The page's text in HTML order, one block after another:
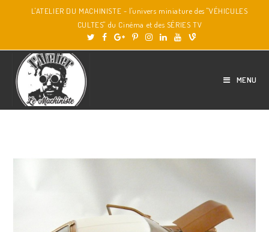
L'ATELIER DU MACHINISTE - l'univers miniature des "VÉHICULES
CULTES" du Cinéma et des SÉRIES TV
MENU